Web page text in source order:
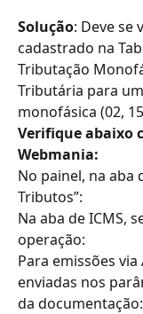
Solução: Deve se
cadastrado na
Tributação
Tributária para
monofásica (02,
Verifique abaixo
Webmania:
No painel, na aba
Tributos”:
Na aba de ICMS,
operação:
Para emissões
enviadas nos
da documentação: